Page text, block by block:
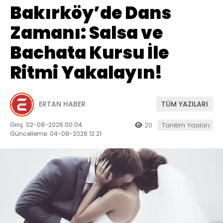
Bakırköy’de Dans
Zamanı: Salsa ve
Bachata Kursu İle
Ritmi Yakalayın!
ERTAN HABER TÜM YAZILARI
Giriş: 02-08-2026 00:04
Güncelleme: 04-08-2026 12:21
20 Tanıtım Yazıları